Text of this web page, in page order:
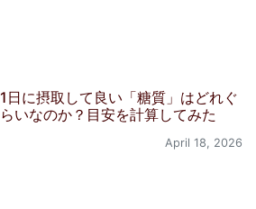
1日に摂取して良い「糖質」はどれぐ
らいなのか？目安を計算してみた
April 18, 2026